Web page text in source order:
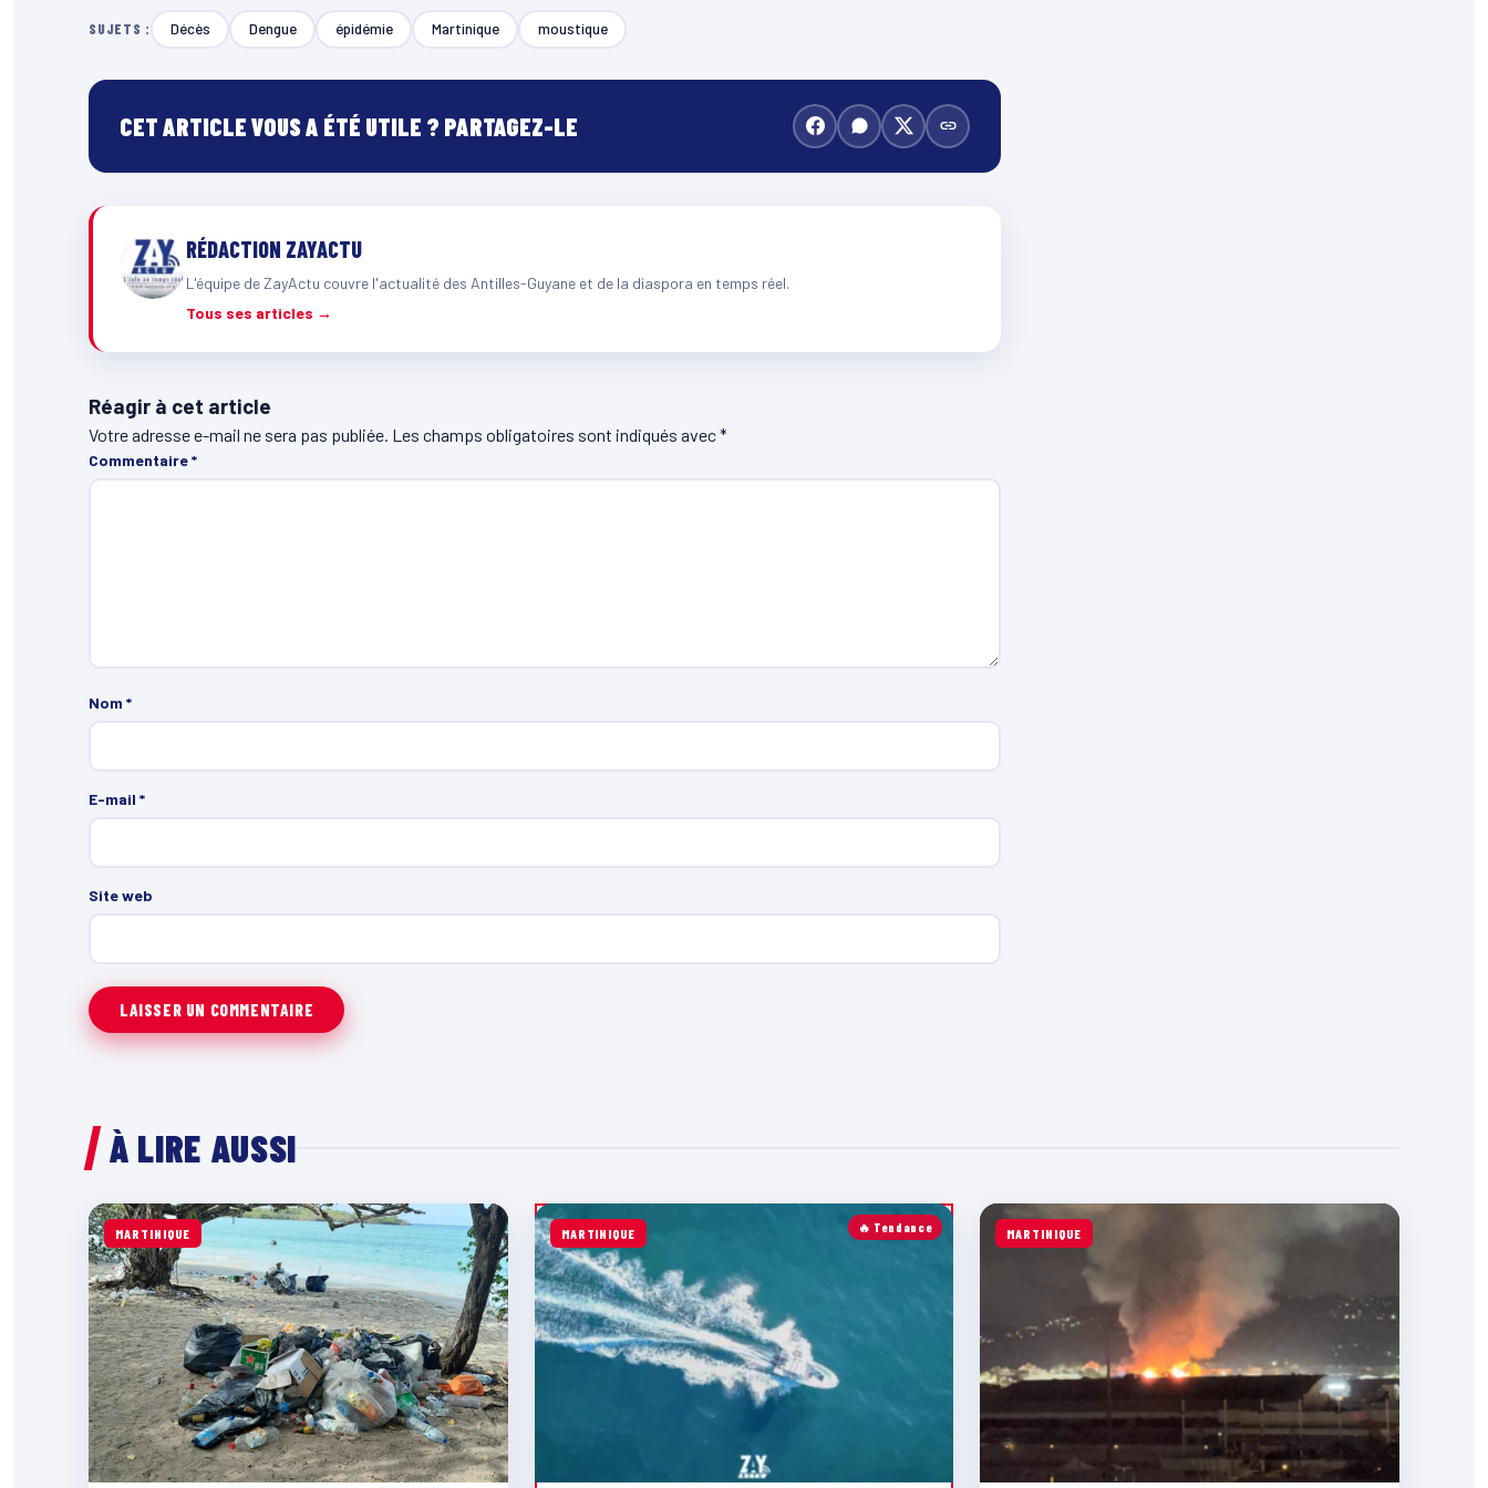
SUJETS : Décès Dengue épidémie Martinique moustique
CET ARTICLE VOUS A ÉTÉ UTILE ? PARTAGEZ-LE
RÉDACTION ZAYACTU
L'équipe de ZayActu couvre l'actualité des Antilles-Guyane et de la diaspora en temps réel.
Tous ses articles →
Réagir à cet article
Votre adresse e-mail ne sera pas publiée. Les champs obligatoires sont indiqués avec*
Commentaire*
Nom *
E-mail *
Site web
À LIRE AUSSI
MARTINIQUE 🔥 Tendance
MARTINIQUE MARTINIQUE